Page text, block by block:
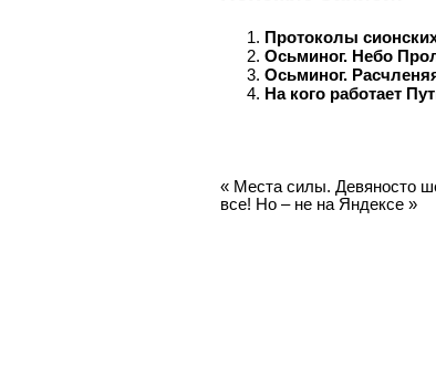
Протоколы
Осьминог. Небо
Осьминог.
На кого работает
« Места силы. Девяносто
все! Но – не на Яндексе »